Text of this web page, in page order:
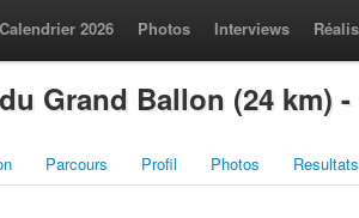
Calendrier 2026 Photos Interviews
Grand Ballon (24 km)
Parcours Profil Photos Resultats